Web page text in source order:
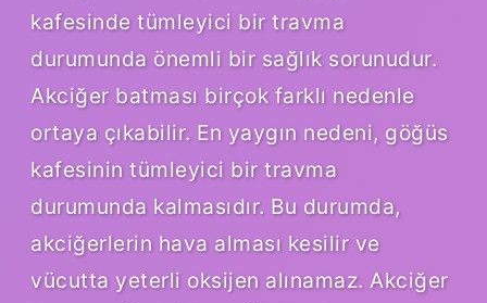
kafesinde tümleyici bir travma
durumunda önemli bir sağlık sorunudur.
Akciğer batması birçok farklı nedenle
ortaya çıkabilir. En yaygın nedeni, göğüs
kafesinin tümleyici bir travma
durumunda kalmasıdır. Bu durumda,
akciğerlerin hava alması kesilir ve
vücutta yeterli oksijen alınamaz. Akciğer